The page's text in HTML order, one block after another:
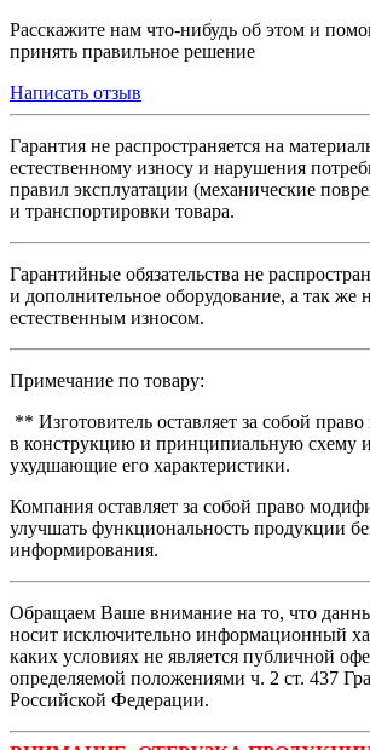
Расскажите нам что-нибудь об этом и
принять правильное решение
Написать отзыв
Гарантия не распространяется на
естественному износу и нарушения
правил эксплуатации (механические
и транспортировки товара.
Гарантийные обязательства не
и дополнительное оборудование, а так же
естественным износом.
Примечание по товару:
** Изготовитель оставляет за собой
в конструкцию и принципиальную схему
ухудшающие его характеристики.
Компания оставляет за собой право
улучшать функциональность продукции
информирования.
Обращаем Ваше внимание на то, что
носит исключительно информационный
каких условиях не является публичной
определяемой положениями ч. 2 ст. 437
Российской Федерации.